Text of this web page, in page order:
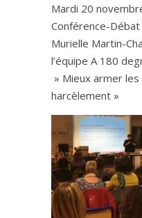
Mardi 20
Conférence-
Murielle Martin-
l’équipe A 180
» Mieux armer
harcèlement »